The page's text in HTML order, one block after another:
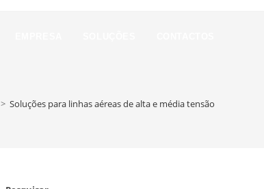
> Soluções para linhas aéreas de alta e média tensão